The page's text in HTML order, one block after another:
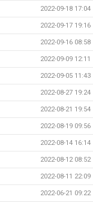
2022-09-18 17:04
2022-09-17 19:16
2022-09-16 08:58
2022-09-09 12:11
2022-09-05 11:43
2022-08-27 19:24
2022-08-21 19:54
2022-08-19 09:56
2022-08-14 16:14
2022-08-12 08:52
2022-08-11 22:09
2022-06-21 09:22